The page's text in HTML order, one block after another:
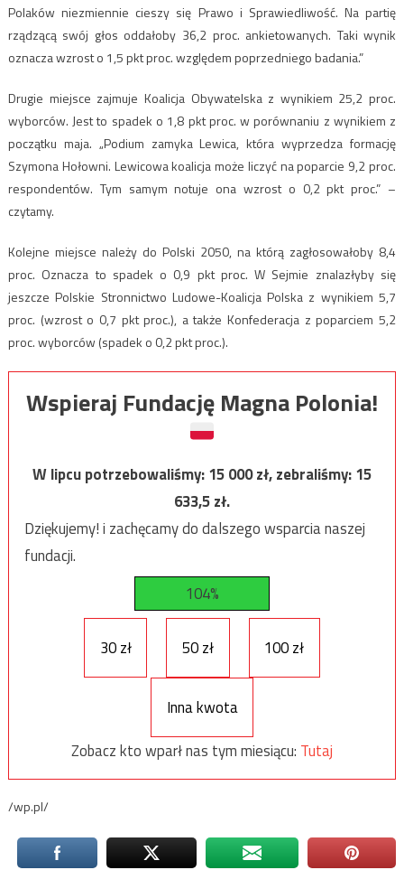
Polaków niezmiennie cieszy się Prawo i Sprawiedliwość. Na partię
rządzącą swój głos oddałoby 36,2 proc. ankietowanych. Taki wynik
oznacza wzrost o 1,5 pkt proc. względem poprzedniego badania.”
Drugie miejsce zajmuje Koalicja Obywatelska z wynikiem 25,2 proc.
wyborców. Jest to spadek o 1,8 pkt proc. w porównaniu z wynikiem z
początku maja. „Podium zamyka Lewica, która wyprzedza formację
Szymona Hołowni. Lewicowa koalicja może liczyć na poparcie 9,2 proc.
respondentów. Tym samym notuje ona wzrost o 0,2 pkt proc.” –
czytamy.
Kolejne miejsce należy do Polski 2050, na którą zagłosowałoby 8,4
proc. Oznacza to spadek o 0,9 pkt proc. W Sejmie znalazłyby się
jeszcze Polskie Stronnictwo Ludowe-Koalicja Polska z wynikiem 5,7
proc. (wzrost o 0,7 pkt proc.), a także Konfederacja z poparciem 5,2
proc. wyborców (spadek o 0,2 pkt proc.).
Wspieraj Fundację Magna Polonia!
W lipcu potrzebowaliśmy:15 000zł, zebraliśmy:15
633,5zł.
Dziękujemy! i zachęcamy do dalszego wsparcia naszej
fundacji.
104%
30 zł 50 zł 100 zł
Inna kwota
Zobacz kto wparł nas tym miesiącu: Tutaj
/wp.pl/